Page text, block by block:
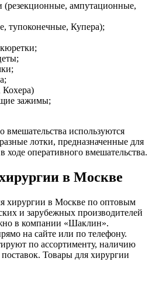
(резекционные, ампутационные,
тупоконечные, Купера);
зажимы;
вмешательства используются
лотки, предназначенные для
ходе оперативного вмешательства.
в Москве
хирургии в Москве по оптовым
и зарубежных производителей
в компании «Шаклин».
на сайте или по телефону.
по ассортименту, наличию
Товары для хирургии